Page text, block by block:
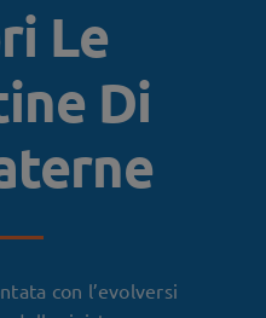
Le
Di
con l’evolversi